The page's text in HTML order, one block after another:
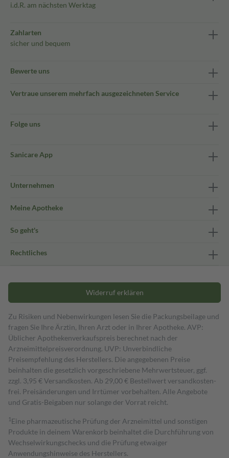
i.d.R. am nächsten Werktag
Zahlarten
sicher und bequem
Bewerte uns
Vertraue unserem mehrfach ausgezeichneten Service
Folge uns
Sanicare App
Unternehmen
Meine Apotheke
So geht's
Rechtliches
Widerruf erklären
Zu Risiken und Nebenwirkungen lesen Sie die Packungsbeilage und
fragen Sie Ihre Ärztin, Ihren Arzt oder in Ihrer Apotheke. AVP:
Üblicher Apothekenverkaufspreis berechnet nach der
Arzneimittelpreisverordnung. UVP: Unverbindliche
Preisempfehlung des Herstellers. Die angegebenen Preise
beinhalten die gesetzlich vorgeschriebene Mehrwertsteuer, ggf.
zzgl. 3,95 € Versandkosten. Ab 29,00 € Bestell­wert versand­kosten­
frei. Preisänderungen und Irrtümer vorbehalten. Alle Angebote
und Gratis-Beigaben nur solange der Vorrat reicht.
1 Eine pharmazeutische Prüfung der Arzneimittel und sonstigen
Produkte in deinem Warenkorb beinhaltet die Durchführung von
Wechselwirkungschecks und die Prüfung etwaiger
Anwendungshinweise des Herstellers.